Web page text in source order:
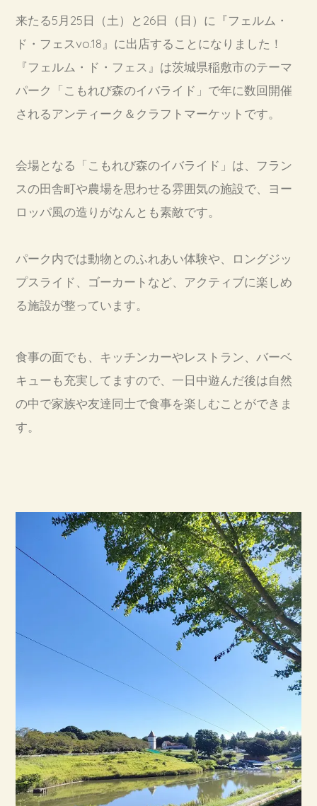
来たる5月25日（土）と26日（日）に『フェルム・
ド・フェスvo.18』に出店することになりました！
『フェルム・ド・フェス』は茨城県稲敷市のテーマ
パーク「こもれび森のイバライド」で年に数回開催
されるアンティーク＆クラフトマーケットです。
会場となる「こもれび森のイバライド」は、フラン
スの田舎町や農場を思わせる雰囲気の施設で、ヨー
ロッパ風の造りがなんとも素敵です。
パーク内では動物とのふれあい体験や、ロングジッ
プスライド、ゴーカートなど、アクティブに楽しめ
る施設が整っています。
食事の面でも、キッチンカーやレストラン、バーベ
キューも充実してますので、一日中遊んだ後は自然
の中で家族や友達同士で食事を楽しむことができま
す。